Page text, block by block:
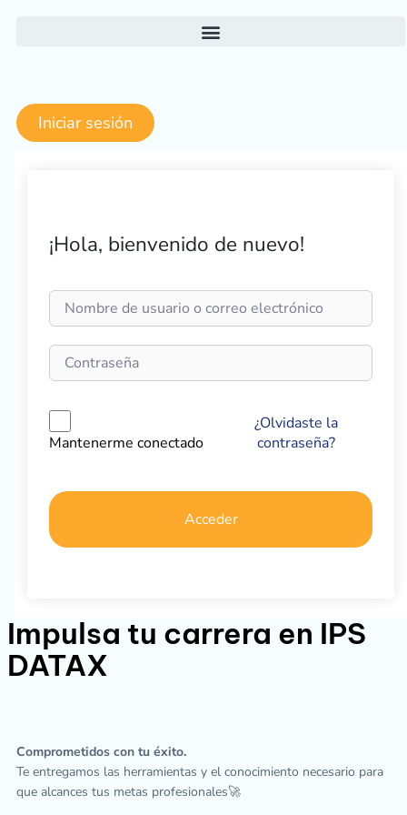
Iniciar sesión
¡Hola, bienvenido de nuevo!
Mantenerme conectado
¿Olvidaste la
contraseña?
Acceder
Impulsa tu carrera en IPS
DATAX
Comprometidos con tu éxito.
Te entregamos las herramientas y el conocimiento necesario para
que alcances tus metas profesionales🚀